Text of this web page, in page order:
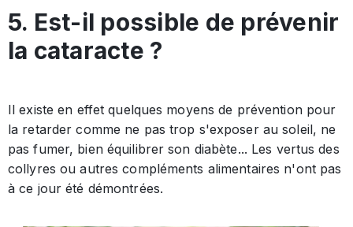
5. Est-il possible de prévenir
la cataracte ?
Il existe en effet quelques moyens de prévention pour
la retarder comme ne pas trop s'exposer au soleil, ne
pas fumer, bien équilibrer son diabète... Les vertus des
collyres ou autres compléments alimentaires n'ont pas
à ce jour été démontrées.